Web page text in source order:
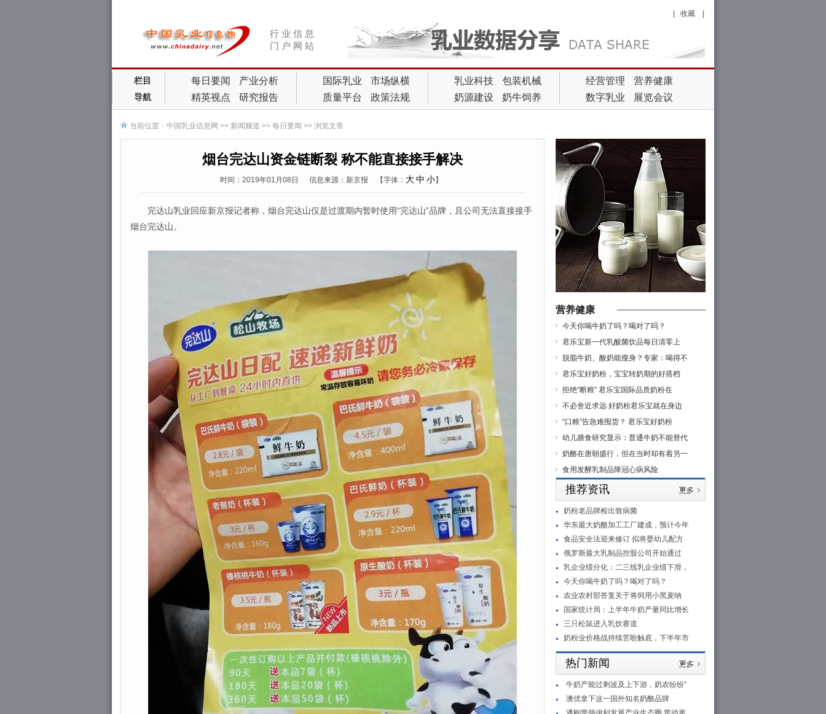
行 业 信 息
门 户 网 站
收藏
栏目
导航
每日要闻
产业分析
精英视点
研究报告
国际乳业
市场纵横
质量平台
政策法规
乳业科技
包装机械
奶源建设
奶牛饲养
经营管理
营养健康
数字乳业
展览会议
当前位置： 中国乳业信息网 >> 新闻频道 >> 每日要闻 >> 浏览文章
烟台完达山资金链断裂 称不能直接接手解决
时间：2019年01月08日 信息来源：新京报 【字体： 大 中 小】
完达山乳业回应新京报记者称，烟台完达山仅是过渡期内暂时使用“完达山”品牌，且公司无法直接接手
烟台完达山。
营养健康
今天你喝牛奶了吗？喝对了吗？
君乐宝新一代乳酸菌饮品每日清零上
脱脂牛奶、酸奶能瘦身？专家：喝得不
君乐宝好奶粉，宝宝转奶期的好搭档
拒绝“断粮” 君乐宝国际品质奶粉在
不必舍近求远 好奶粉君乐宝就在身边
“口粮”告急难囤货？ 君乐宝好奶粉
幼儿膳食研究显示：普通牛奶不能替代
奶酪在唐朝盛行，但在当时却有着另一
食用发酵乳制品降冠心病风险
推荐资讯
奶粉老品牌检出致病菌
华东最大奶酪加工工厂建成，预计今年
食品安全法迎来修订 拟将婴幼儿配方
俄罗斯最大乳制品控股公司开始通过
乳企业绩分化：二三线乳企业绩下滑，
今天你喝牛奶了吗？喝对了吗？
农业农村部答复关于将饲用小黑麦纳
国家统计局：上半年牛奶产量同比增长
三只松鼠进入乳饮赛道
奶粉业价格战持续苦盼触底，下半年市
热门新闻
牛奶产能过剩波及上下游，奶农纷纷“
澳优拿下这一国外知名奶酪品牌